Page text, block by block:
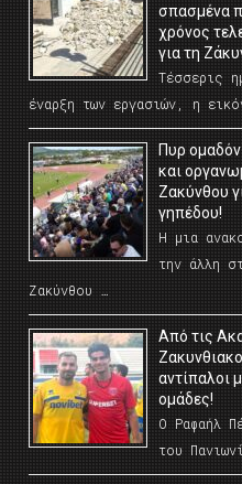
σπασμένα
χρόνος
για τη
Τέσσερις
έναρξη των εργασιών, η
Πυρ
και
Ζακύνθου
γηπέδου!
Η μια
την άλλη
Ζακύνθου …
Από τις
αντίπαλοι
ομάδες!
Ο Ραφαήλ
του